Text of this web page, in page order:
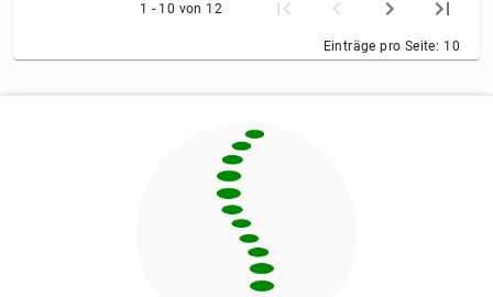
Einträge pro Seite: 10
1 - 10 von 12